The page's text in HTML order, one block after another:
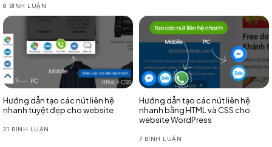
8 BÌNH LUẬN
Hướng dẫn tạo các nút liên hệ
nhanh tuyệt đẹp cho website
21 BÌNH LUẬN
Hướng dẫn tạo các nút liên hệ
nhanh bằng HTML và CSS cho
website WordPress
7 BÌNH LUẬN